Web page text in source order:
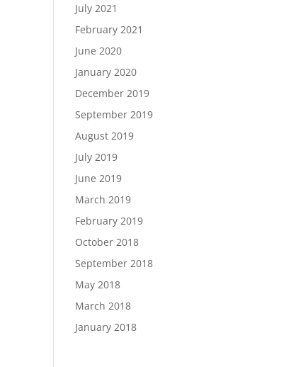
July 2021
February 2021
June 2020
January 2020
December 2019
September 2019
August 2019
July 2019
June 2019
March 2019
February 2019
October 2018
September 2018
May 2018
March 2018
January 2018